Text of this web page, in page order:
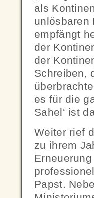
als
unlösbaren
empfängt
der
der
Schreiben,
es für die
Sahel‘ ist
Weiter rief
zu ihrem
Papst.